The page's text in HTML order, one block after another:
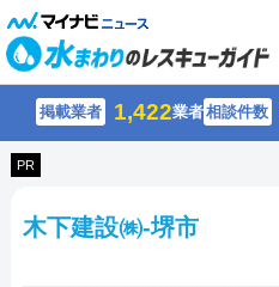
掲載業者 1,422業者相談件数
PR
木下建設㈱-堺市